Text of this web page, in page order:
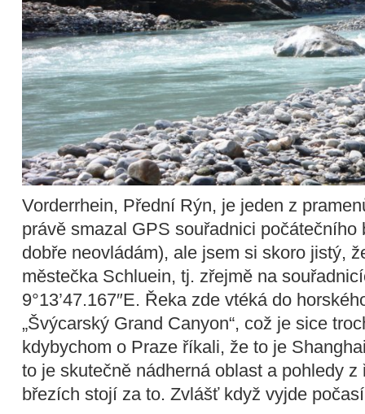
Vorderrhein, Přední Rýn, je jeden z
právě smazal GPS souřadnici počátečního
dobře neovládám), ale jsem si skoro jistý,
městečka Schluein, tj. zřejmě na
9°13’47.167″E. Řeka zde vtéká do
„Švýcarský Grand Canyon“, což je sice
kdybychom o Praze říkali, že to je
to je skutečně nádherná oblast a pohledy
březích stojí za to. Zvlášť když vyjde